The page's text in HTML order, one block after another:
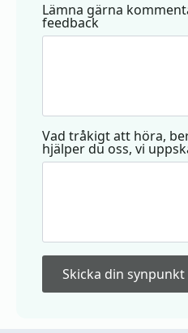
Lämna gärna
feedback
Vad tråkigt att höra,
hjälper du oss, vi
Skicka din synpunkt